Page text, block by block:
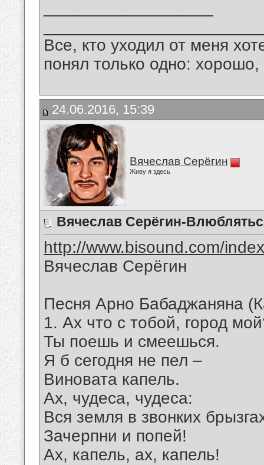
Все, кто уходил от меня
понял только одно:
24.06.2016, 15:39
Вячеслав Серёгин
Живу я здесь
Вячеслав Серёгин-
http://www.bisound.com/
Вячеслав Серёгин
Песня Арно Бабаджаняна
1. Ах что с тобой, город
Ты поешь и смеешься.
Я б сегодня не пел –
Виновата капель.
Ах, чудеса, чудеса:
Вся земля в звонких
Зачерпни и попей!
Ах, капель, ах, капель!